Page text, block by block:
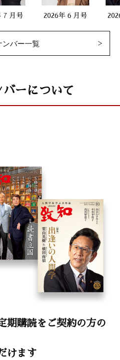
7 月号 2026年 6 月号
バー一覧
ーについて
期購読をご契約の方の
けます